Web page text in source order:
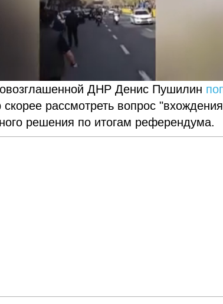
ДНР Денис Пушилин
рассмотреть вопрос
решения по итогам референдума.